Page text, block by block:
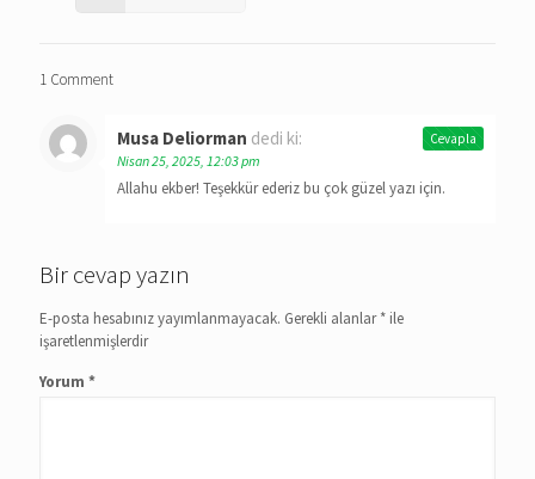
1 Comment
Musa Deliorman dedi ki:
Nisan 25, 2025, 12:03 pm
Allahu ekber! Teşekkür ederiz bu çok güzel yazı için.
Cevapla
Bir cevap yazın
E-posta hesabınız yayımlanmayacak. Gerekli alanlar* ile
işaretlenmişlerdir
Yorum *